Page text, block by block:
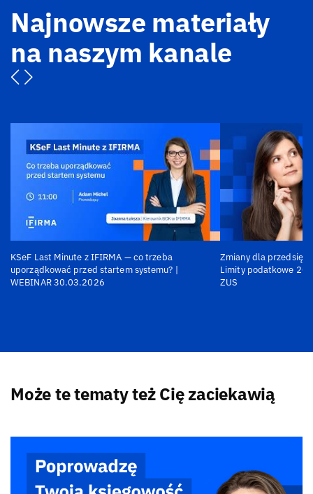
Najnowsze materiały
na naszym kanale
KSeF Last Minute z IFIRMA — co trzeba
uporządkować przed startem systemu? |
WEBINAR 30.03.2026
Zmiany dla
Limity podatkowe
ZUS
Może te tematy też Cię zaciekawią